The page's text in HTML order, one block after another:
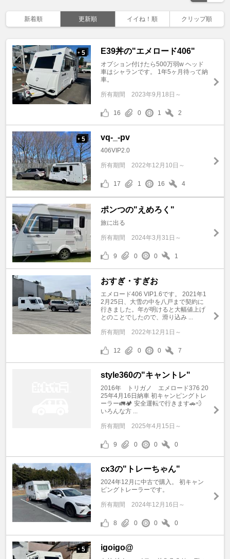
新着順 更新順 イイね！順 クリップ順
+ 5 E39丼の"エメロード406"
オプション付けたら500万弱w ヘッド
車はシャランです。 1年5ヶ月待って納
車。
所有期間 2023年9月18日～
16 0 1 2
+ 5 vq-_-pv
406VIP2.0
所有期間 2022年12月10日～
17 1 16 4
ポンつの"えめろく"
旅に出る
所有期間 2024年3月31日～
9 0 0 1
おすぎ・すぎお
エメロード406 VIP1.6です。 2021年1
2月25日、大雪の中を八戸まで契約に
行きました。年が明けると大幅値上げ
とのことでしたので、滑り込み ...
所有期間 2022年12月1日～
12 0 0 7
style360の"キャントレ"
2016年 トリガノ エメロード376 20
25年4月16日納車 初キャンピングトレ
ーラー🚛🏕️ 安全運転で行きます🚗💨
いろんな方 ...
所有期間 2025年4月15日～
9 0 0 0
cx3の"トレーちゃん"
2024年12月に中古で購入。 初キャン
ピングトレーラーです。
所有期間 2024年12月16日～
8 0 0 0
+ 5 igoigo@